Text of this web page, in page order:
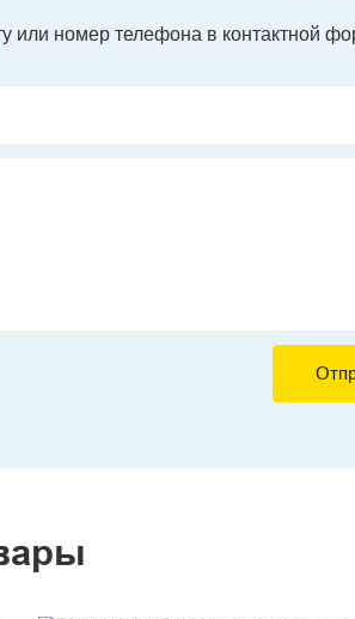
или номер телефона в контактной